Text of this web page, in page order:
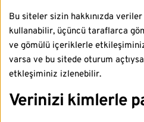
Bu siteler sizin hakkınızda
kullanabilir, üçüncü taraflarca
ve gömülü içeriklerle
varsa ve bu sitede oturum
etkleşiminiz izlenebilir.
Verinizi kimlerle